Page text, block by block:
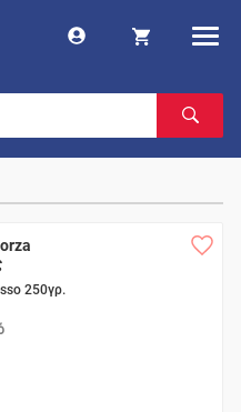
250γρ.